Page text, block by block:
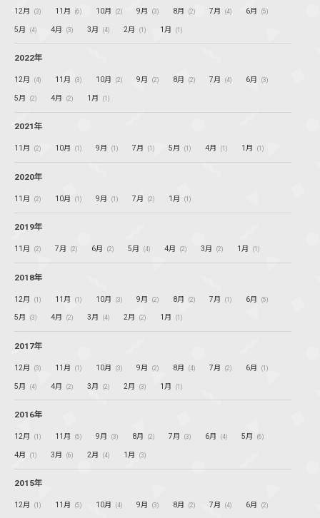
12月 (3) 11月 (6) 10月 (2) 9月 (3) 8月 (2) 7月 (4) 6月 (5)
5月 (4) 4月 (3) 3月 (4) 2月 (1) 1月 (1)
2022年
12月 (4) 11月 (3) 10月 (2) 9月 (2) 8月 (2) 7月 (4) 6月 (3)
5月 (2) 4月 (2) 1月 (1)
2021年
11月 (2) 10月 (1) 9月 (1) 7月 (1) 5月 (1) 4月 (1) 1月 (1)
2020年
11月 (2) 10月 (1) 9月 (1) 7月 (2) 1月 (1)
2019年
11月 (2) 7月 (2) 6月 (2) 5月 (4) 4月 (2) 3月 (2) 1月 (1)
2018年
12月 (1) 11月 (1) 10月 (3) 9月 (2) 8月 (2) 7月 (1) 6月 (5)
5月 (3) 4月 (2) 3月 (4) 2月 (2) 1月 (1)
2017年
12月 (3) 11月 (1) 10月 (3) 9月 (2) 8月 (4) 7月 (2) 6月 (1)
5月 (4) 4月 (2) 3月 (2) 2月 (3) 1月 (1)
2016年
12月 (1) 11月 (5) 9月 (3) 8月 (2) 7月 (3) 6月 (4) 5月 (6)
4月 (1) 3月 (6) 2月 (4) 1月 (3)
2015年
12月 (1) 11月 (5) 10月 (4) 9月 (3) 8月 (2) 7月 (4) 6月 (2)